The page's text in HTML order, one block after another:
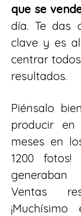
que se
día. Te das
clave y es
centrar
resultados.
Piénsalo
producir
meses en
1200
Ventas